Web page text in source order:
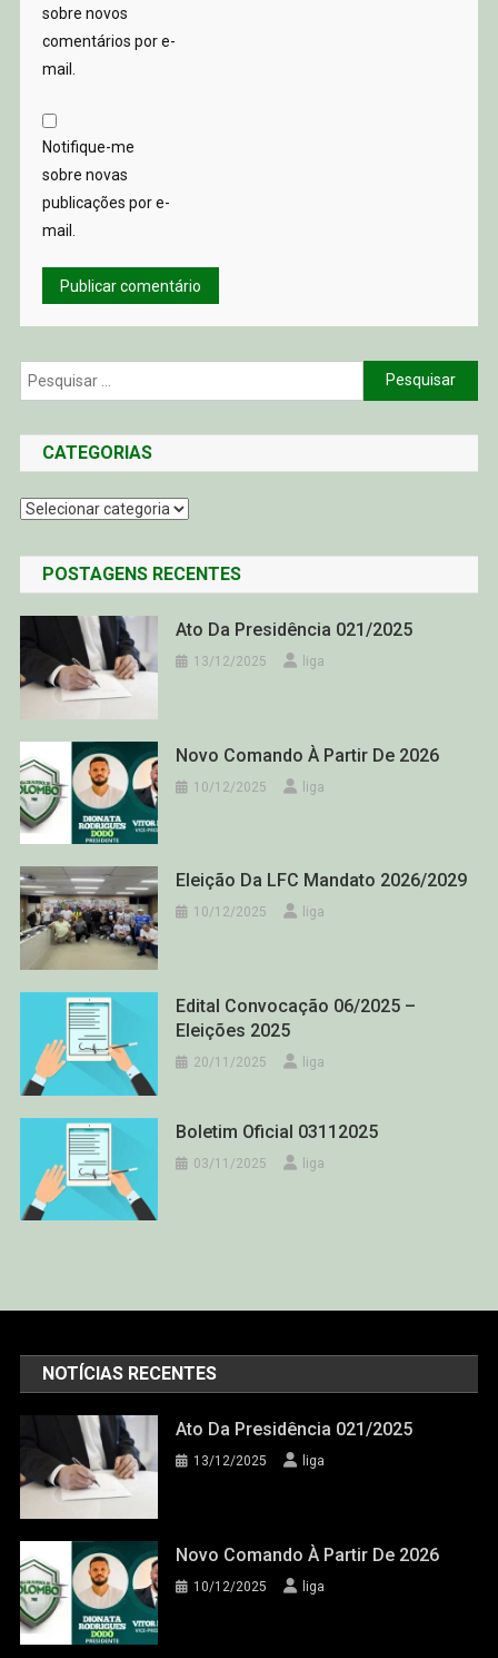
sobre novos
comentários por e-
mail.
Notifique-me
sobre novas
publicações por e-
mail.
Pesquisar
por:
CATEGORIAS
Categorias
POSTAGENS RECENTES
Ato Da Presidência 021/2025
13/12/2025 liga
Novo Comando À Partir De 2026
10/12/2025 liga
Eleição Da LFC Mandato 2026/2029
10/12/2025 liga
Edital Convocação 06/2025 –
Eleições 2025
20/11/2025 liga
Boletim Oficial 03112025
03/11/2025 liga
NOTÍCIAS RECENTES
Ato Da Presidência 021/2025
13/12/2025 liga
Novo Comando À Partir De 2026
10/12/2025 liga